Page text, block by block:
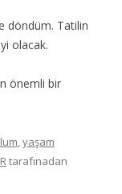
döndüm. Tatilin
olacak.
önemli bir
,yaşam
tarafınadan